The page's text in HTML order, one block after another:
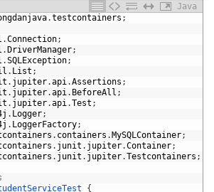
Java
.testcontainers ;
.Connection;
.DriverManager;
.SQLException;
. List ;
. jupiter.api .Assertions ;
. jupiter.api . BeforeAll ;
. jupiter.api .Test ;
. Logger;
. LoggerFactory;
. containers .MySQLContainer;
. junit . jupiter.Container;
. junit . jupiter.Testcontainers ;
{